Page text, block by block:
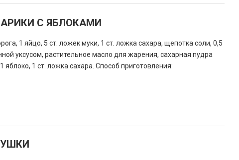
С ЯБЛОКАМИ
1 яйцо, 5 ст. ложек муки, 1 ст. ложка сахара, щепотка соли, 0,5
уксусом, растительное масло для жарения, сахарная пудра
яблоко, 1 ст. ложка сахара. Способ приготовления: